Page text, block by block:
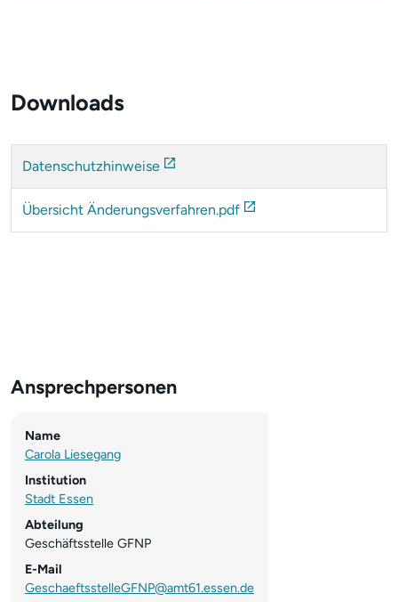
Downloads
Datenschutzhinweise
Übersicht Änderungsverfahren.pdf
Ansprechpersonen
Name
Carola Liesegang
Institution
Stadt Essen
Abteilung
Geschäftsstelle GFNP
E-Mail
GeschaeftsstelleGFNP@amt61.essen.de